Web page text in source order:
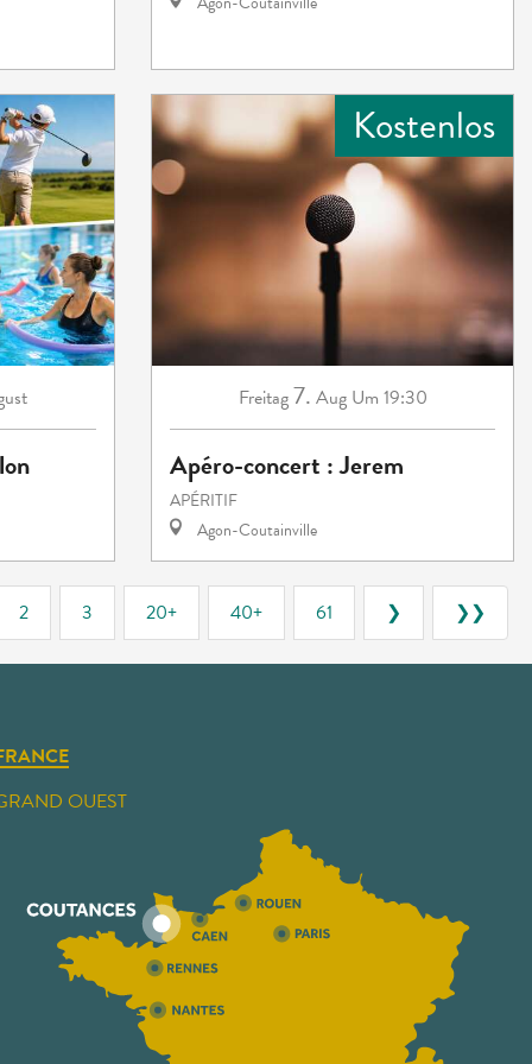
Kostenlos
Freitag7. Aug Um 19:30
Apéro-concert : Jerem
APÉRITIF
Agon-Coutainville
2 3 20+ 40+ 61 ❯ ❯❯
OUEST